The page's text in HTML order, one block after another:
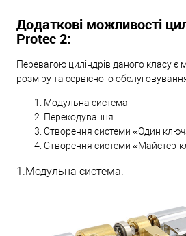
Додаткові можливості
Protec 2:
Перевагою циліндрів даного класу є
розміру та сервісного
Модульна система
Перекодування.
Створення системи «Один
Створення системи «Майстер-
1.Модульна система.